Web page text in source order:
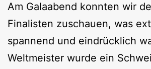
Am Galaabend konnten wir
Finalisten zuschauen, was
spannend und eindrücklich
Weltmeister wurde ein